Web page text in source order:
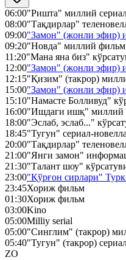
06:00"Ришта" миллий
08:00"Тақдирлар"
09:00"Замон" (жонли эфир)
09:20"Новда" миллий фильм
11:20"Мана яна биз"
12:00"Замон" (жонли эфир)
12:15"Қизим" (такрор)
15:00"Замон" (жонли эфир)
15:10"Намасте Болливуд"
16:00"Ишдаги ишқ" миллий
18:00"Эслаб, эслаб..."
18:45"Тугун" сериал-
20:00"Тақдирлар"
21:00"Янги замон"
21:30"Талант шоу"
23:00"Қўрғон сирлари"
23:45Хориж фильм
01:30Хориж фильм
03:00Kino
05:00Milliy serial
05:00"Синглим" (такрор)
05:40"Тугун" (такрор)
ZO